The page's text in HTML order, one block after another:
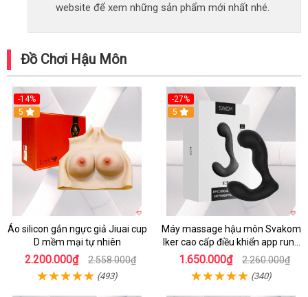
website để xem những sản phẩm mới nhất nhé.
Đồ Chơi Hậu Môn
-14%
5
Áo silicon gắn ngực giả Jiuai cup
D mềm mại tự nhiên
2.200.000₫ 2.558.000₫
(493)
-27%
5
Máy massage hậu môn Svakom
Iker cao cấp điều khiển app rung
mạnh
1.650.000₫ 2.260.000₫
(340)